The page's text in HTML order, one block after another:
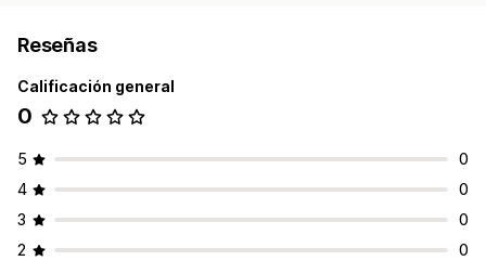
Reseñas
Calificación general
0
5
0
4
0
3
0
2
0